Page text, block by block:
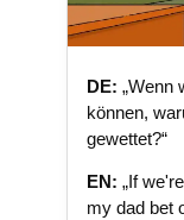
DE: „Wenn
können,
gewettet?“
EN: „If
my dad bet